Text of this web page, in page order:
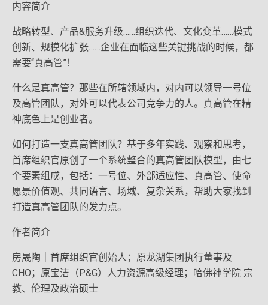
内容简介
战略转型、产品&服务升级……组织迭代、文化变革……模式
创新、规模化扩张……企业在面临这些关键挑战的时候，都
需要“真高管”！
什么是真高管？那些在所辖领域内，对内可以领导一号位
及高管团队，对外可以代表公司竞争力的人。真高管在精
神底色上是创业者。
如何打造一支真高管团队？基于多年实践、观察和思考，
首席组织官原创了一个系统整合的真高管团队模型，由七
个要素组成，包括：一号位、外部适应性、真高管、使命
愿景价值观、共同语言、场域、复杂关系，帮助大家找到
打造真高管团队的发力点。
作者简介
房晟陶｜首席组织官创始人；原龙湖集团执行董事及
CHO；原宝洁（P&G）人力资源高级经理；哈佛神学院 宗
教、伦理及政治硕士